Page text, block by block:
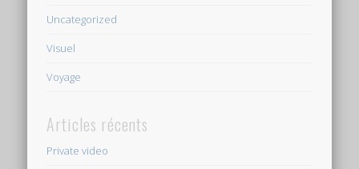
Uncategorized
Visuel
Voyage
Articles récents
Private video